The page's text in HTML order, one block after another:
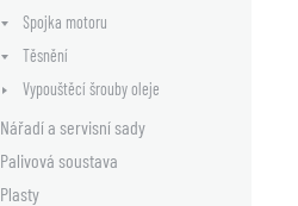
Spojka motoru
Těsnění
Vypouštěcí šrouby oleje
Nářadí a servisní sady
Palivová soustava
Plasty